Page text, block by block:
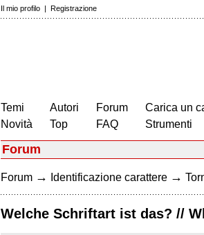
Il mio profilo | Registrazione
Temi
Novità
Autori
Top
Forum
FAQ
Carica un
Strumenti
Forum
Forum → Identificazione carattere →
Welche Schriftart ist das? //